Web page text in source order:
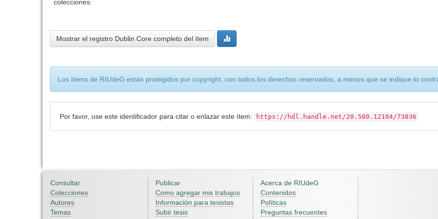
colecciones:
Mostrar el registro Dublin Core completo del ítem
Los ítems de RIUdeG están protegidos por copyright, con todos los derechos reservados, a menos que se indique lo
Por favor, use este identificador para citar o enlazar este ítem: https://hdl.handle.net/20.500.12104/73836
Consultar
Colecciones
Autores
Temas
Publicar
Como agregar mis trabajos
Información para tesistas
Subir tesis
Acerca de RIUdeG
Contenidos
Políticas
Preguntas frecuentes